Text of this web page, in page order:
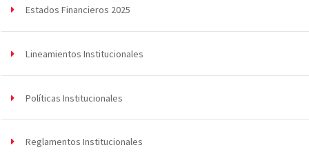
Estados Financieros 2025
Lineamientos Institucionales
Políticas Institucionales
Reglamentos Institucionales